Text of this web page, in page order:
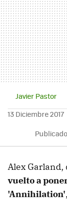
Javier Pastor
13 Diciembre 2017
Alex Garland,
vuelto a
'Annihilation'